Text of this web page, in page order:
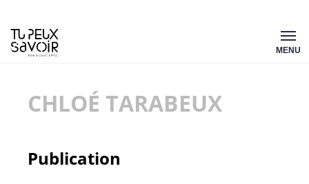
Aller
au
MENU
CHLOÉ TARABEUX
Publication